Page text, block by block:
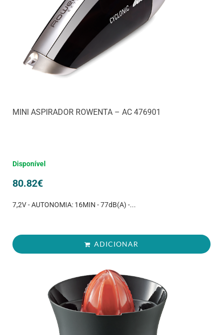
MINI ASPIRADOR ROWENTA – AC 476901
Disponível
80.82€
7,2V - AUTONOMIA: 16MIN - 77dB(A) -...
ADICIONAR